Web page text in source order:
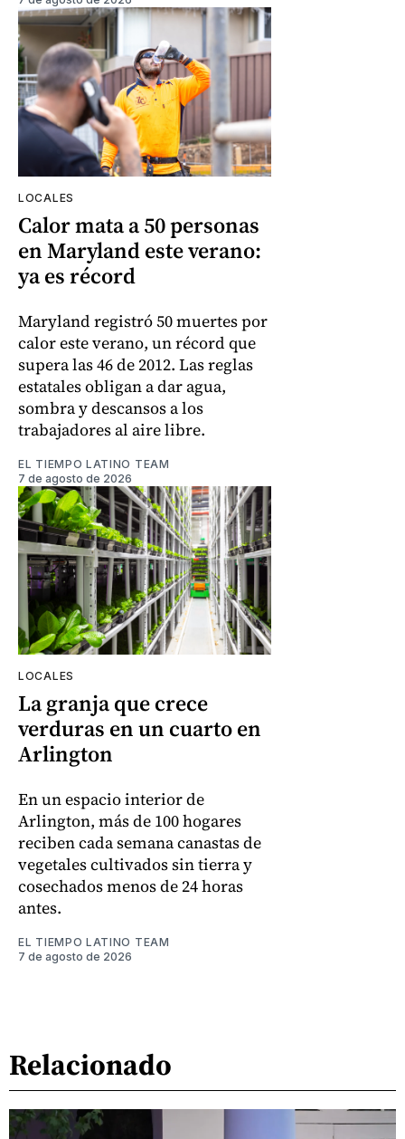
LOCALES
Calor mata a 50 personas
en Maryland este verano:
ya es récord
Maryland registró 50 muertes por
calor este verano, un récord que
supera las 46 de 2012. Las reglas
estatales obligan a dar agua,
sombra y descansos a los
trabajadores al aire libre.
EL TIEMPO LATINO TEAM
7 de agosto de 2026
LOCALES
La granja que crece
verduras en un cuarto en
Arlington
En un espacio interior de
Arlington, más de 100 hogares
reciben cada semana canastas de
vegetales cultivados sin tierra y
cosechados menos de 24 horas
antes.
EL TIEMPO LATINO TEAM
7 de agosto de 2026
Relacionado